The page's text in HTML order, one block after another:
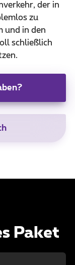
der in
zu
und in den
schließlich
Paket